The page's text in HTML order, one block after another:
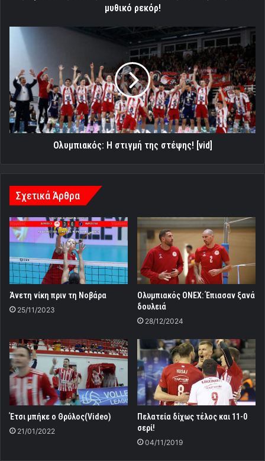
μυθικό ρεκόρ!
Ολυμπιακός:
της
στέψης!
[vid]
Ολυμπιακός: Η στιγμή της στέψης! [vid]
Σχετικά Άρθρα
Άνετη νίκη πριν τη Νοβάρα
25/11/2023
Ολυμπιακός ONEX: Έπιασαν ξανά
δουλειά
28/12/2024
Έτσι μπήκε ο Θρύλος(Video)
21/01/2022
Πελατεία δίχως τέλος και 11-0
σερί!
04/11/2019